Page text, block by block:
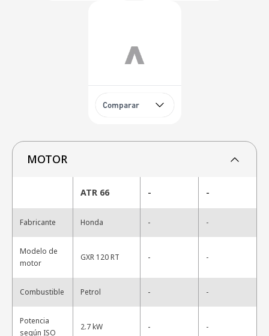
Comparar
MOTOR
ATR 66 - -
Fabricante Honda - -
Modelo de
motor
GXR 120 RT - -
Combustible Petrol - -
Potencia
según ISO
2.7 kW - -